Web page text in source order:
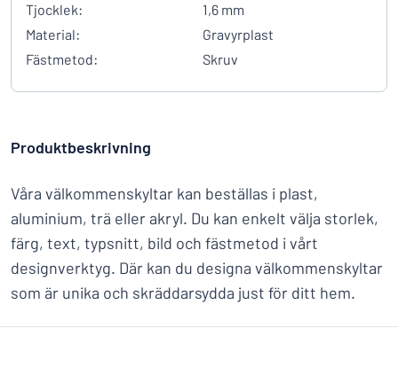
Tjocklek:
1,6 mm
Material:
Gravyrplast
Fästmetod:
Skruv
Produktbeskrivning
Våra välkommenskyltar kan beställas i plast,
aluminium, trä eller akryl. Du kan enkelt välja storlek,
färg, text, typsnitt, bild och fästmetod i vårt
designverktyg. Där kan du designa välkommenskyltar
som är unika och skräddarsydda just för ditt hem.